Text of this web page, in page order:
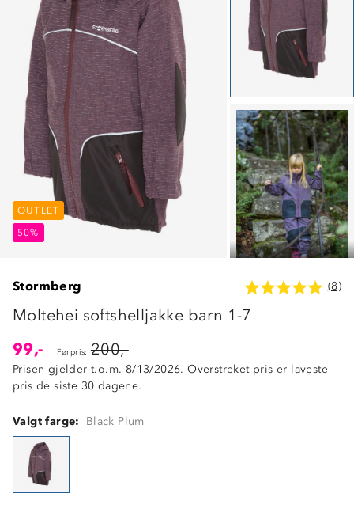
OUTLET
50%
OUTLET
50%
OUTLET
50%
Stormberg (8)
Moltehei softshelljakke barn 1-7
99,-
Førpris: 200,-
Prisen gjelder t.o.m. 8/13/2026. Overstreket pris er laveste
pris de siste 30 dagene.
Valgt farge: Black Plum